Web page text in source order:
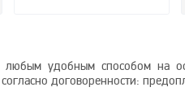
удобным способом на
договоренности: